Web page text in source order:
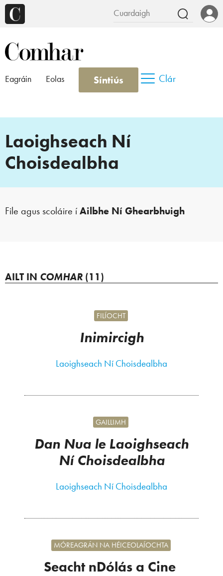
Eagráin Eolas Síntiús Clár
Laoighseach Ní
Choisdealbha
File agus scoláire íAilbhe Ní Ghearbhuigh
AILT IN COMHAR (11)
Inimircigh
FILÍOCHT
Laoighseach Ní Choisdealbha
Dan Nua le Laoighseach
Ní Choisdealbha
GAILLIMH
Laoighseach Ní Choisdealbha
Seacht nDólás a Cine
MÓREAGRÁN NA HÉICEOLAÍOCHTA